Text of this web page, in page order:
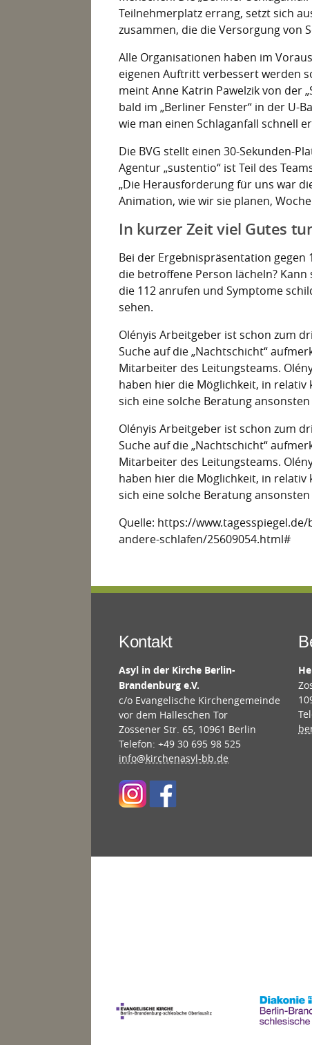
Teilnehmerplatz errang, setzt sich
zusammen, die die Versorgung von
Alle Organisationen haben im
eigenen Auftritt verbessert werden
meint Anne Katrin Pawelzik von der
bald im „Berliner Fenster“ in der U-
wie man einen Schlaganfall schnell
Die BVG stellt einen 30-Sekunden-
Agentur „sustentio“ ist Teil des
„Die Herausforderung für uns war
Animation, wie wir sie planen,
In kurzer Zeit viel Gutes
Bei der Ergebnispräsentation gegen
die betroffene Person lächeln?
die 112 anrufen und Symptome
sehen.
Olényis Arbeitgeber ist schon zum
Suche auf die „Nachtschicht“
Mitarbeiter des Leitungsteams.
haben hier die Möglichkeit, in relativ
sich eine solche Beratung
Olényis Arbeitgeber ist schon zum
Suche auf die „Nachtschicht“
Mitarbeiter des Leitungsteams.
haben hier die Möglichkeit, in relativ
sich eine solche Beratung
Quelle: https://
andere-schlafen/25609054.html#
Kontakt
Asyl in der Kirche Berlin-
Brandenburg e.V.
c/o Evangelische Kirchengemeinde
vor dem Halleschen Tor
Zossener Str. 65, 10961 Berlin
Telefon: +49 30 695 98 525
info@kirchenasyl-bb.de